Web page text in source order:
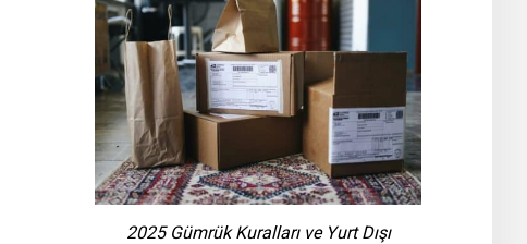
2025 Gümrük Kuralları ve Yurt Dışı